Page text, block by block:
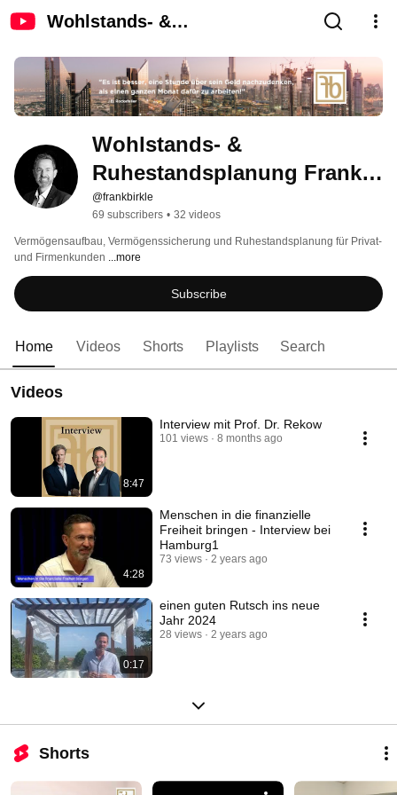
Wohlstands- &
Birkle
Wohlstands- &
Ruhestandsplanung Frank
Birkle
@frankbirkle
69 subscribers • 32 videos
Vermögensaufbau, Vermögenssicherung und Ruhestandsplanung für Privat-
und Firmenkunden ...more
Subscribe
Home Videos Shorts Playlists Search
Videos
8:47
Interview mit Prof. Dr. Rekow
101 views 8 months ago
4:28
Menschen in die finanzielle
Freiheit bringen - Interview bei
Hamburg1
73 views 2 years ago
0:17
einen guten Rutsch ins neue
Jahr 2024
28 views 2 years ago
Shorts